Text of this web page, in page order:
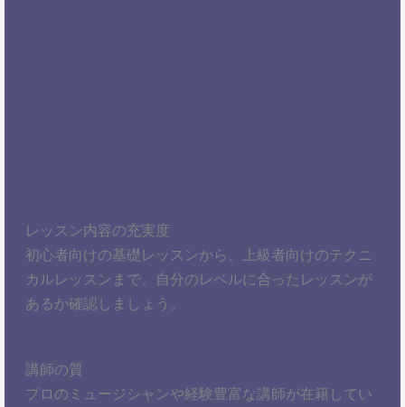
レッスン内容の充実度
初心者向けの基礎レッスンから、上級者向けのテクニ
カルレッスンまで、自分のレベルに合ったレッスンが
あるか確認しましょう。
講師の質
プロのミュージシャンや経験豊富な講師が在籍してい